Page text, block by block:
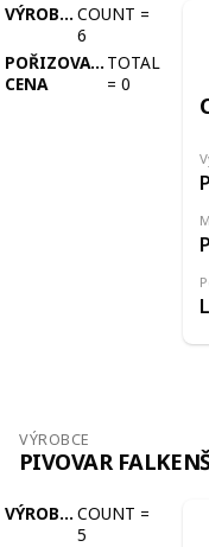
VÝROBCE COUNT =
6
POŘIZOVACÍ
CENA
TOTAL
= 0
VÝROBCE
PIVOVAR
VÝROBCE COUNT =
5